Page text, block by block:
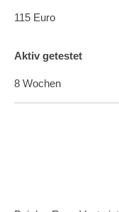
115 Euro
Aktiv getestet
8 Wochen